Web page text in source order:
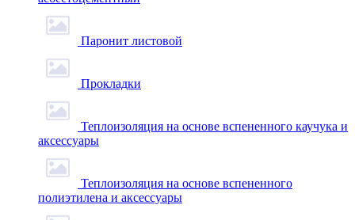
Паронит листовой
Прокладки
Теплоизоляция на основе вспененного каучука и
аксессуары
Теплоизоляция на основе вспененного
полиэтилена и аксессуары